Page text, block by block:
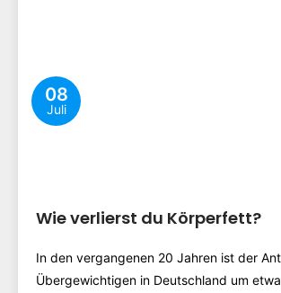
08
Juli
Wie verlierst du Körperfett?
In den vergangenen 20 Jahren ist der
Übergewichtigen in Deutschland um